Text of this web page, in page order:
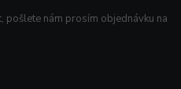
pošlete nám prosím objednávku na